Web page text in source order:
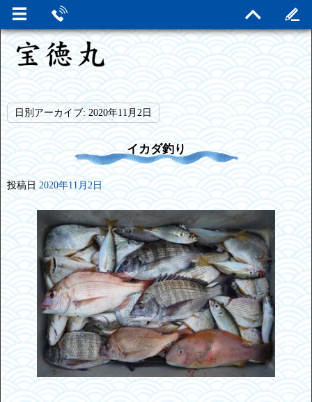
日別アーカイブ:2020年11月2日
イカダ釣り
投稿日 2020年11月2日